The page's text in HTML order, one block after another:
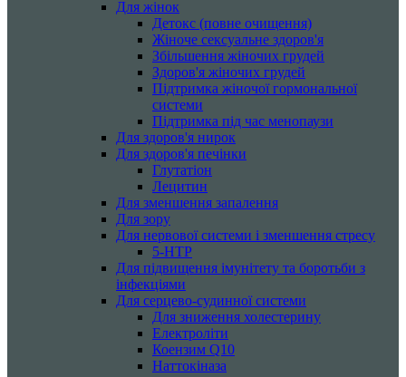
Для жінок
Детокс (повне очищення)
Жіноче сексуальне здоров'я
Збільшення жіночих грудей
Здоров'я жіночих грудей
Підтримка жіночої гормональної
системи
Підтримка під час менопаузи
Для здоров'я нирок
Для здоров'я печінки
Глутатіон
Лецитин
Для зменшення запалення
Для зору
Для нервової системи і зменшення стресу
5-HTP
Для підвищення імунітету та боротьби з
інфекціями
Для серцево-судинної системи
Для зниження холестерину
Електроліти
Коензим Q10
Наттокіназа